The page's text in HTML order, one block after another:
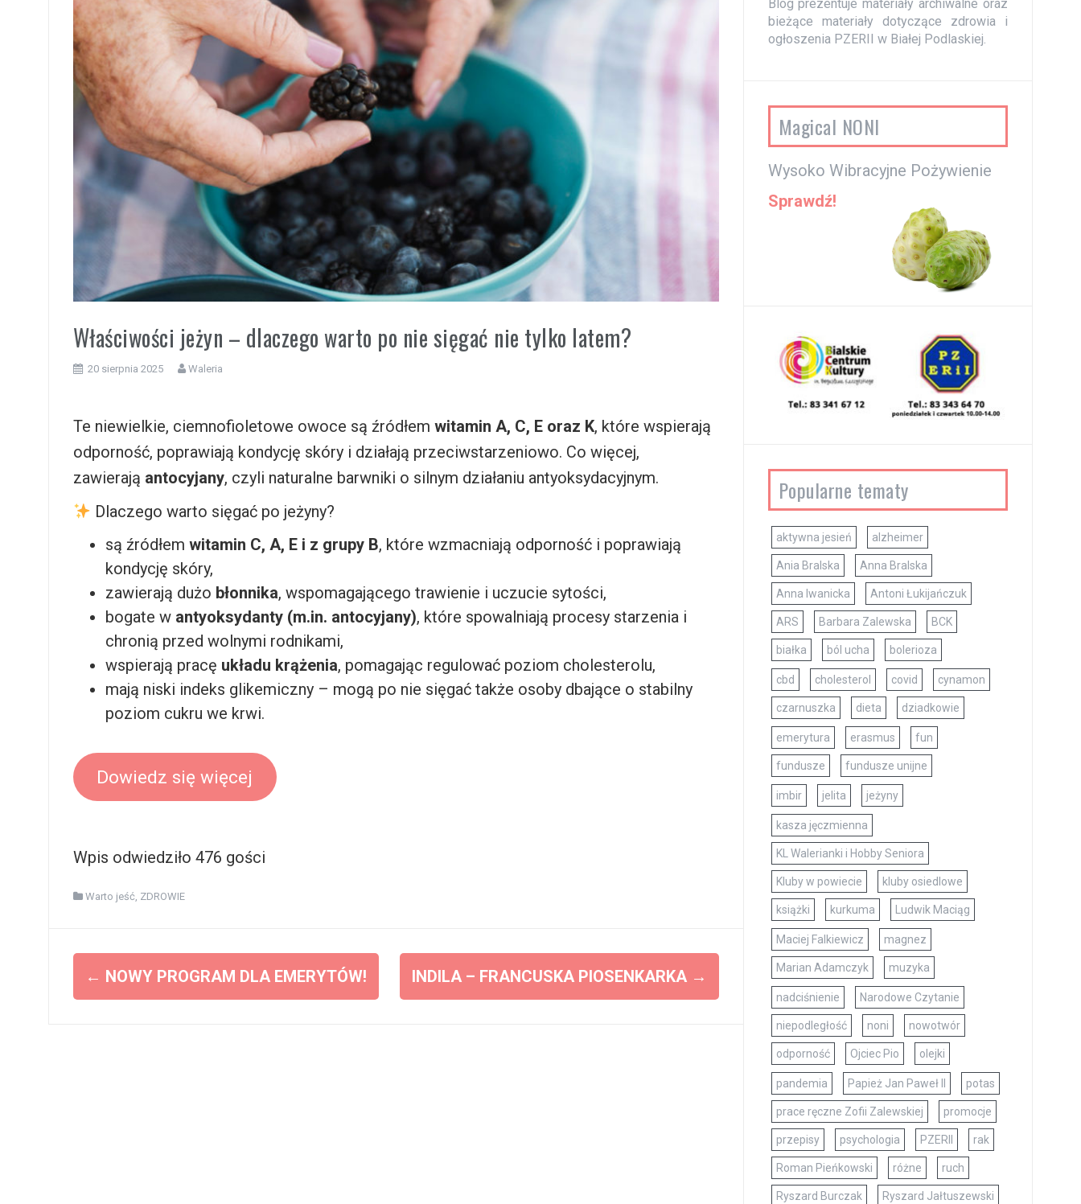
Właściwości jeżyn – dlaczego warto po nie sięgać nie tylko latem?
20 sierpnia 2025 Waleria
Te niewielkie, ciemnofioletowe owoce są źródłem witamin A, C, E oraz K, które wspierają
odporność, poprawiają kondycję skóry i działają przeciwstarzeniowo. Co więcej,
zawierają antocyjany, czyli naturalne barwniki o silnym działaniu antyoksydacyjnym.
Dlaczego warto sięgać po jeżyny?
są źródłem witamin C, A, E i z grupy B, które wzmacniają odporność i poprawiają
kondycję skóry,
zawierają dużo błonnika, wspomagającego trawienie i uczucie sytości,
bogate w antyoksydanty (m.in. antocyjany), które spowalniają procesy starzenia i
chronią przed wolnymi rodnikami,
wspierają pracę układu krążenia, pomagając regulować poziom cholesterolu,
mają niski indeks glikemiczny – mogą po nie sięgać także osoby dbające o stabilny
poziom cukru we krwi.
Dowiedz się więcej
Wpis odwiedziło 476 gości
Warto jeść ZDROWIE
o
← NOWY PROGRAM DLA EMERYTÓW! INDILA – FRANCUSKA PIOSENKARKA →
Blog prezentuje materiały archiwalne oraz
bieżące materiały dotyczące zdrowia i
ogłoszenia PZERII w Białej Podlaskiej.
Magical NONI
Wysoko Wibracyjne Pożywienie
Sprawdź!
Popularne tematy
aktywna jesień alzheimer
Ania Bralska Anna Bralska
Anna Iwanicka Antoni Łukijańczuk
ARS Barbara Zalewska BCK
białka ból ucha bolerioza
cbd cholesterol covid cynamon
czarnuszka dieta dziadkowie
emerytura erasmus fun
fundusze fundusze unijne
imbir jelita jeżyny
kasza jęczmienna
KL Walerianki i Hobby Seniora
Kluby w powiecie kluby osiedlowe
książki kurkuma Ludwik Maciąg
Maciej Falkiewicz magnez
Marian Adamczyk muzyka
nadciśnienie Narodowe Czytanie
niepodległość noni nowotwór
odporność Ojciec Pio olejki
pandemia Papież Jan Paweł II potas
prace ręczne Zofii Zalewskiej promocje
przepisy psychologia PZERII rak
Roman Pieńkowski różne ruch
Ryszard Burczak Ryszard Jałtuszewski